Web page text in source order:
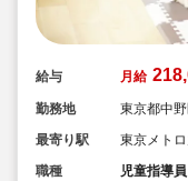
給与 月給
勤務地
東京都中
最寄り駅
東京メト
職種
児童指導員